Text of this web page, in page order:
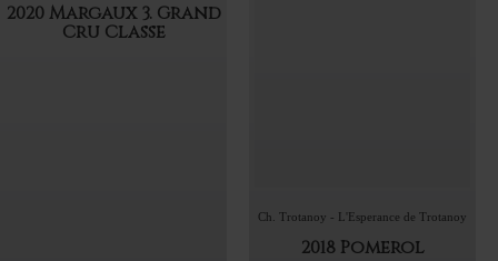
2020 Margaux 3. Grand
Cru Classe
Ch. Trotanoy - L'Esperance de Trotanoy
2018 Pomerol